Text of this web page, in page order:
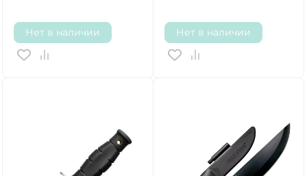
Нет в наличии Нет в наличии